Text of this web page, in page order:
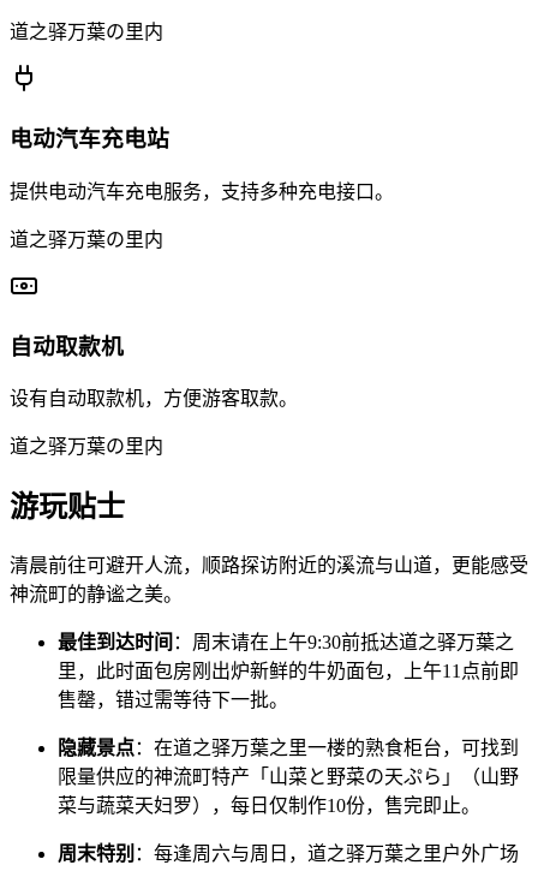
道之驿万葉の里内
电动汽车充电站
提供电动汽车充电服务，支持多种充电接口。
道之驿万葉の里内
自动取款机
设有自动取款机，方便游客取款。
道之驿万葉の里内
游玩贴士
清晨前往可避开人流，顺路探访附近的溪流与山道，更能感受
神流町的静谧之美。
最佳到达时间 ：周末请在上午9:30前抵达道之驿万葉之
里，此时面包房刚出炉新鲜的牛奶面包，上午11点前即
售罄，错过需等待下一批。
隐藏景点：在道之驿万葉之里一楼的熟食柜台，可找到
限量供应的神流町特产「山菜と野菜の天ぷら」（山野
菜与蔬菜天妇罗），每日仅制作10份，售完即止。
周末特别 ：每逢周六与周日，道之驿万葉之里户外广场